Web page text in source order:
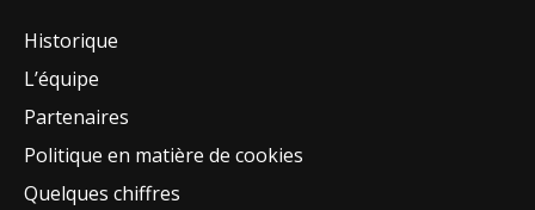
Historique
L’équipe
Partenaires
Politique en matière de cookies
Quelques chiffres